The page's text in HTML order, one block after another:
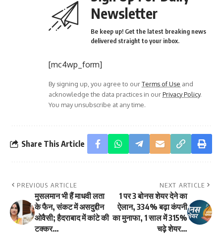
Newsletter
Be keep up! Get the latest breaking news
delivered straight to your inbox.
[mc4wp_form]
By signing up, you agree to ourTerms of Use and
acknowledge the data practices in ourPrivacy Policy.
You may unsubscribe at any time.
Share This Article
PREVIOUS ARTICLE
मुसलमान भी हैं माधवी लता
के फैन, संकट में असदुद्दीन
ओवैसी; हैदराबाद में कांटे की
टक्कर…
NEXT ARTICLE
1 पर 3 बोनस शेयर देने का
ऐलान, 334% बढ़ा कंपनी
का मुनाफा, 1 साल में 315%
चढ़े शेयर…